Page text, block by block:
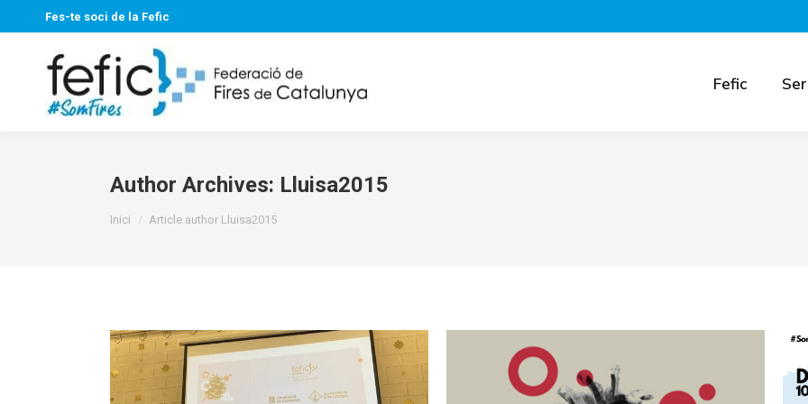
Fes-te soci de la Fefic
Fefic
Author Archives: Lluisa2015
You are here:
Inici Article author Lluisa2015